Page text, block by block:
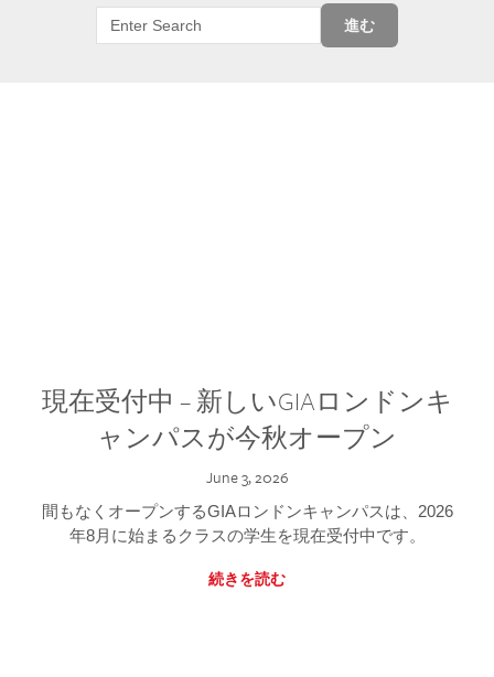
進む
現在受付中 – 新しいGIAロンドンキ
ャンパスが今秋オープン
June 3, 2026
間もなくオープンするGIAロンドンキャンパスは、2026
年8月に始まるクラスの学生を現在受付中です。
続きを読む